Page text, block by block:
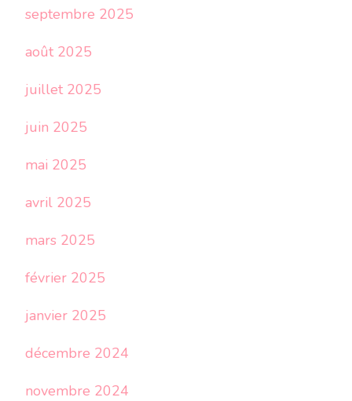
septembre 2025
août 2025
juillet 2025
juin 2025
mai 2025
avril 2025
mars 2025
février 2025
janvier 2025
décembre 2024
novembre 2024